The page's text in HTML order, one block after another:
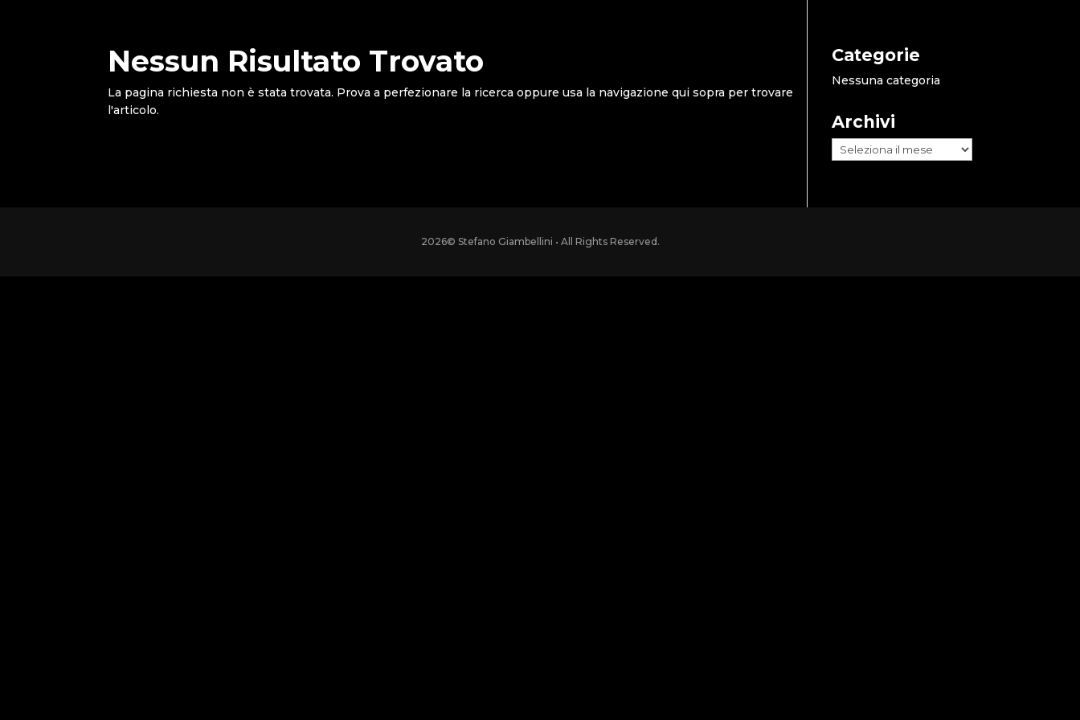
Nessun Risultato Trovato
La pagina richiesta non è stata trovata. Prova a perfezionare la ricerca oppure usa la navigazione qui sopra per trovare
l'articolo.
Categorie
Nessuna categoria
Archivi
Archivi
2026© Stefano Giambellini • All Rights Reserved.